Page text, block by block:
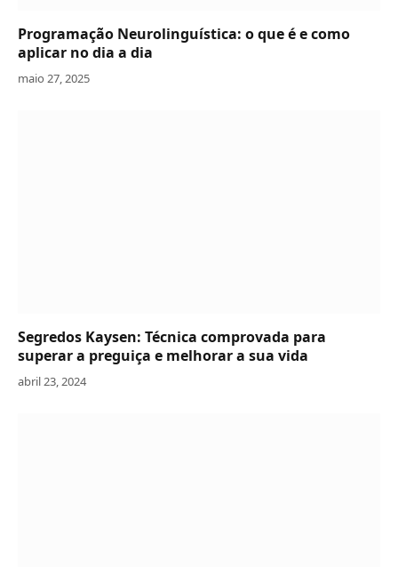
Programação Neurolinguística: o que é e como
aplicar no dia a dia
maio 27, 2025
Segredos Kaysen: Técnica comprovada para
superar a preguiça e melhorar a sua vida
abril 23, 2024